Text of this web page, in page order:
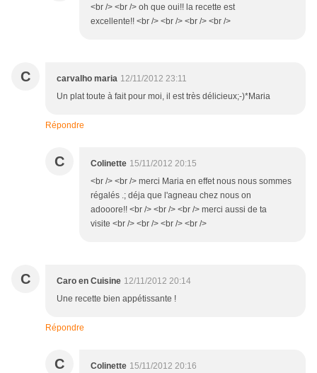
<br /> <br /> oh que oui!! la recette est
excellente!! <br /> <br /> <br /> <br />
C carvalho maria 12/11/2012 23:11
Un plat toute à fait pour moi, il est très délicieux;-)*Maria
Répondre
C Colinette 15/11/2012 20:15
<br /> <br /> merci Maria en effet nous nous sommes
régalés .; déja que l'agneau chez nous on
adooore!! <br /> <br /> <br /> merci aussi de ta
visite <br /> <br /> <br /> <br />
C Caro en Cuisine 12/11/2012 20:14
Une recette bien appétissante !
Répondre
C Colinette 15/11/2012 20:16